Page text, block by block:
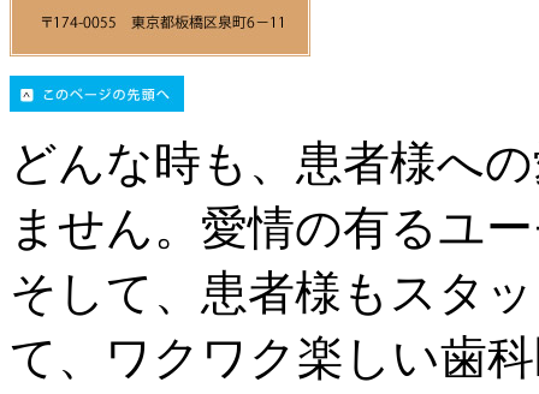
どんな時も、患者様へ
ません。愛情の有るユ
そして、患者様もスタ
て、ワクワク楽しい歯